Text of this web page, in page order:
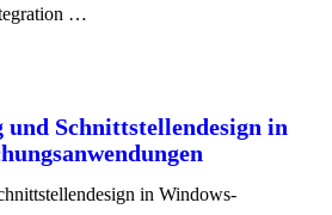
…
Schnittstellendesign in
in Windows-